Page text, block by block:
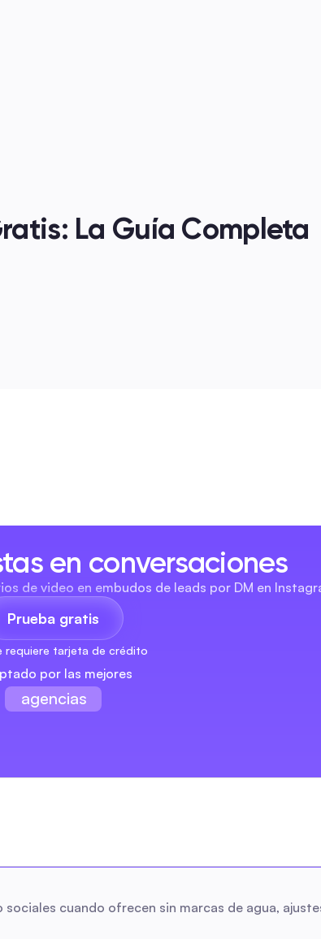
La Guía Completa
cuando ofrecen sin marcas de agua,
en conversaciones
video en embudos de leads por DM en
Prueba gratis
requiere tarjeta de crédito
por las mejores
agencias